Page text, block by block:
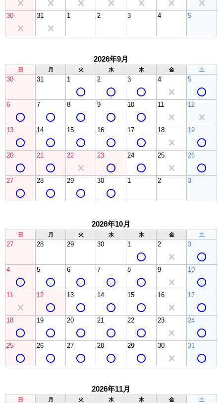
30 31 1 2 3 4 5
2026年9月
日 月 火 水 木 金 土
30 31 1 2 3 4 5
6 7 8 9 10 11 12
13 14 15 16 17 18 19
20 21 22 23 24 25 26
27 28 29 30 1 2 3
2026年10月
日 月 火 水 木 金 土
27 28 29 30 1 2 3
4 5 6 7 8 9 10
11 12 13 14 15 16 17
18 19 20 21 22 23 24
25 26 27 28 29 30 31
2026年11月
日 月 火 水 木 金 土